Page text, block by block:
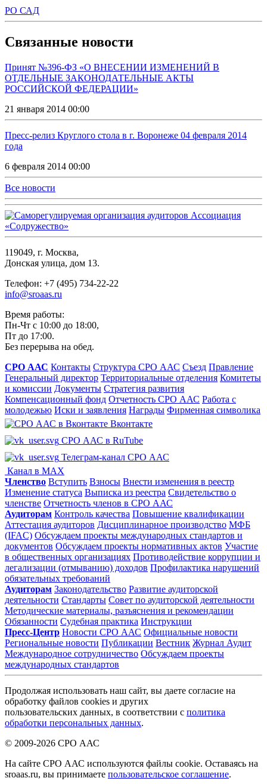
РО САД
Связанные новости
Принят №396-ФЗ «О ВНЕСЕНИИ ИЗМЕНЕНИЙ В
ОТДЕЛЬНЫЕ ЗАКОНОДАТЕЛЬНЫЕ АКТЫ
РОССИЙСКОЙ ФЕДЕРАЦИИ»
21 января 2014 00:00
Пресс-релиз Круглого стола в г. Воронеже 04 февраля 2014
года
6 февраля 2014 00:00
Все новости
119049, г. Москва,
Донская улица, дом 13.
Телефон: +7 (495) 734-22-22
info@sroaas.ru
Время работы:
Пн-Чт с 10:00 до 18:00,
Пт до 17:00.
Без перерыва на обед.
СРО ААС Контакты Структура СРО ААС Съезд Правление
Генеральный директор Территориальные отделения Комитеты
и комиссии Документы Стратегия развития
Компенсационный фонд Отчетность СРО ААС Работа с
молодежью Иски и заявления Награды Фирменная символика
Вконтакте
СРО ААС в RuTube
Телеграм-канал СРО ААС
Канал в MAX
Членство Вступить Взносы Внести изменения в реестр
Изменение статуса Выписка из реестра Свидетельство о
членстве Отчетность членов в СРО ААС
Аудиторам Контроль качества Повышение квалификации
Аттестация аудиторов Дисциплинарное производство МФБ
(IFAC) Обсуждаем проекты международных стандартов и
документов Обсуждаем проекты нормативных актов Участие
в общественных организациях Противодействие коррупции и
легализации (отмыванию) доходов Профилактика нарушений
обязательных требований
Аудиторам Законодательство Развитие аудиторской
деятельности Стандарты Совет по аудиторской деятельности
Методические материалы, разъяснения и рекомендации
Обязанности Судебная практика Инструкции
Пресс-Центр Новости СРО ААС Официальные новости
Региональные новости Публикации Вестник Журнал Аудит
Международное сотрудничество Обсуждаем проекты
международных стандартов
Продолжая использовать наш сайт, вы даете согласие на
обработку файлов cookies и других
пользовательских данных, в соответствии с политика
обработки персональных данных.
© 2009-2026 СРО ААС
На сайте СРО ААС используются файлы cookie. Оставаясь на
sroaas.ru, вы принимаете пользовательское соглашение.